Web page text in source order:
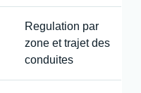
Regulation par
zone et trajet des
conduites